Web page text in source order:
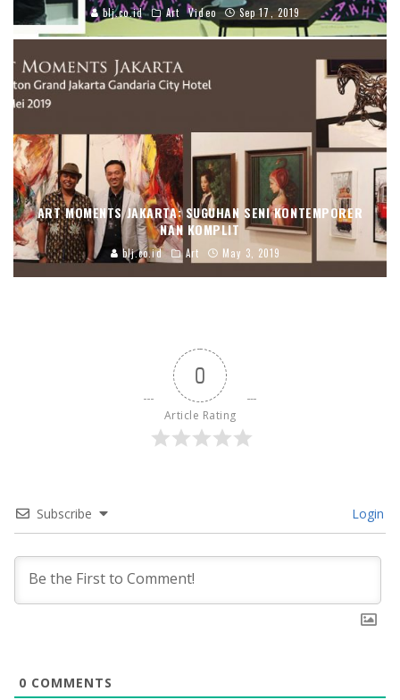
blj.co.id Art Video Sep 17, 2019
ART MOMENTS JAKARTA: SUGUHAN SENI KONTEMPORER
NAN KOMPLIT
blj.co.id Art May 3, 2019
0
Article Rating
Subscribe Login
0 COMMENTS